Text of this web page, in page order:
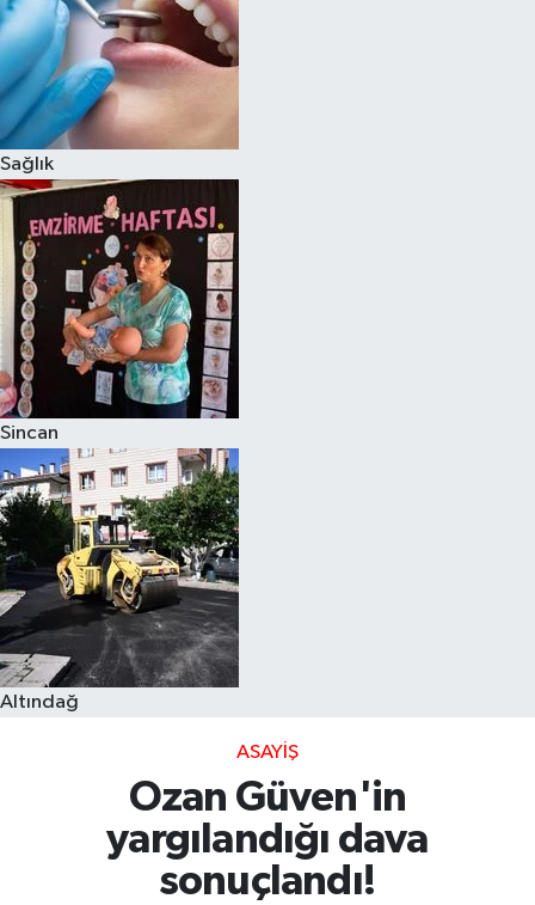
Sağlık
Sincan
Altındağ
ASAYIŞ
Ozan Güven'in
yargılandığı dava
sonuçlandı!